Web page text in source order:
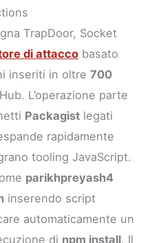
TrapDoor, Socket
di attacco basato
inseriti in oltre700
L’operazione parte
Packagist legati
rapidamente
tooling JavaScript.
parikhpreyash4
inserendo script
automaticamente un
di npm install. Il